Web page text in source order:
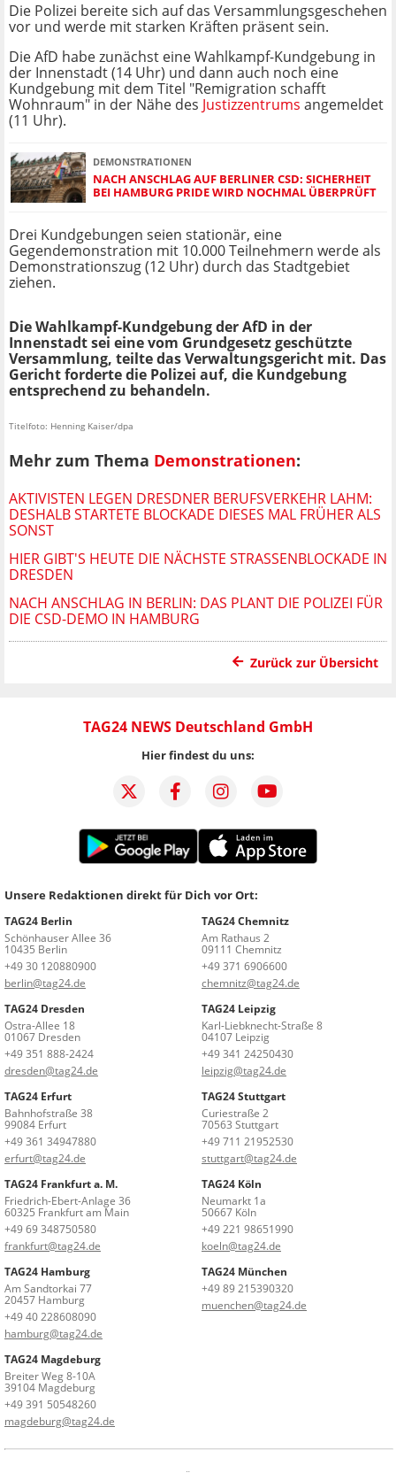
Die Polizei bereite sich auf das Versammlungsgeschehen
vor und werde mit starken Kräften präsent sein.
Die AfD habe zunächst eine Wahlkampf-Kundgebung in
der Innenstadt (14 Uhr) und dann auch noch eine
Kundgebung mit dem Titel "Remigration schafft
Wohnraum" in der Nähe des Justizzentrums angemeldet
(11 Uhr).
DEMONSTRATIONEN
NACH ANSCHLAG AUF BERLINER CSD: SICHERHEIT
BEI HAMBURG PRIDE WIRD NOCHMAL ÜBERPRÜFT
Drei Kundgebungen seien stationär, eine
Gegendemonstration mit 10.000 Teilnehmern werde als
Demonstrationszug (12 Uhr) durch das Stadtgebiet
ziehen.
Die Wahlkampf-Kundgebung der AfD in der
Innenstadt sei eine vom Grundgesetz geschützte
Versammlung, teilte das Verwaltungsgericht mit. Das
Gericht forderte die Polizei auf, die Kundgebung
entsprechend zu behandeln.
Titelfoto: Henning Kaiser/dpa
Mehr zum Thema Demonstrationen:
AKTIVISTEN LEGEN DRESDNER BERUFSVERKEHR LAHM:
DESHALB STARTETE BLOCKADE DIESES MAL FRÜHER ALS
SONST
HIER GIBT'S HEUTE DIE NÄCHSTE STRASSENBLOCKADE IN D
RESDEN
NACH ANSCHLAG IN BERLIN: DAS PLANT DIE POLIZEI FÜR
DIE CSD-DEMO IN HAMBURG
Zurück zur Übersicht
TAG24 NEWS Deutschland GmbH
Hier findest du uns:
Unsere Redaktionen direkt für Dich vor Ort:
TAG24 Berlin
Schönhauser Allee 36
10435 Berlin
+49 30 120880900
berlin@tag24.de
TAG24 Chemnitz
Am Rathaus 2
09111 Chemnitz
+49 371 6906600
chemnitz@tag24.de
TAG24 Dresden
Ostra-Allee 18
01067 Dresden
+49 351 888-2424
dresden@tag24.de
TAG24 Leipzig
Karl-Liebknecht-Straße 8
04107 Leipzig
+49 341 24250430
leipzig@tag24.de
TAG24 Erfurt
Bahnhofstraße 38
99084 Erfurt
+49 361 34947880
erfurt@tag24.de
TAG24 Stuttgart
Curiestraße 2
70563 Stuttgart
+49 711 21952530
stuttgart@tag24.de
TAG24 Frankfurt a. M.
Friedrich-Ebert-Anlage 36
60325 Frankfurt am Main
+49 69 348750580
frankfurt@tag24.de
TAG24 Köln
Neumarkt 1a
50667 Köln
+49 221 98651990
koeln@tag24.de
TAG24 Hamburg
Am Sandtorkai 77
20457 Hamburg
+49 40 228608090
hamburg@tag24.de
TAG24 München
+49 89 215390320
muenchen@tag24.de
TAG24 Magdeburg
Breiter Weg 8-10A
39104 Magdeburg
+49 391 50548260
magdeburg@tag24.de